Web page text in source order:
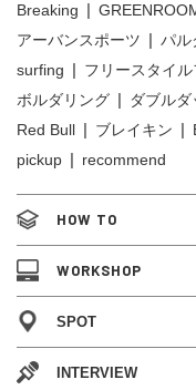
Breaking
アーバンスポーツ
パル
surfing
フリースタイ
ボルダリング
ダブルダ
Red Bull
ブレイキン
pickup
recommend
HOW TO
WORKSHOP
SPOT
INTERVIEW